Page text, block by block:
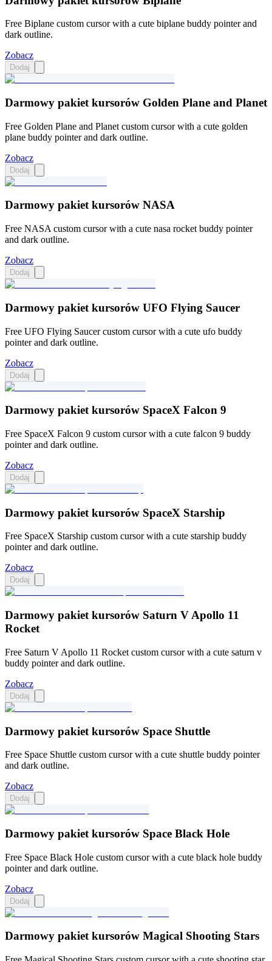
Free Biplane custom cursor with a cute biplane buddy pointer and
dark outline.
Zobacz
Dodaj
Darmowy pakiet kursorów Golden Plane and Planet
Free Golden Plane and Planet custom cursor with a cute golden
plane buddy pointer and dark outline.
Zobacz
Dodaj
Darmowy pakiet kursorów NASA
Free NASA custom cursor with a cute nasa rocket buddy pointer
and dark outline.
Zobacz
Dodaj
Darmowy pakiet kursorów UFO Flying Saucer
Free UFO Flying Saucer custom cursor with a cute ufo buddy
pointer and dark outline.
Zobacz
Dodaj
Darmowy pakiet kursorów SpaceX Falcon 9
Free SpaceX Falcon 9 custom cursor with a cute falcon 9 buddy
pointer and dark outline.
Zobacz
Dodaj
Darmowy pakiet kursorów SpaceX Starship
Free SpaceX Starship custom cursor with a cute starship buddy
pointer and dark outline.
Zobacz
Dodaj
Darmowy pakiet kursorów Saturn V Apollo 11
Rocket
Free Saturn V Apollo 11 Rocket custom cursor with a cute saturn v
buddy pointer and dark outline.
Zobacz
Dodaj
Darmowy pakiet kursorów Space Shuttle
Free Space Shuttle custom cursor with a cute shuttle buddy pointer
and dark outline.
Zobacz
Dodaj
Darmowy pakiet kursorów Space Black Hole
Free Space Black Hole custom cursor with a cute black hole buddy
pointer and dark outline.
Zobacz
Dodaj
Darmowy pakiet kursorów Magical Shooting Stars